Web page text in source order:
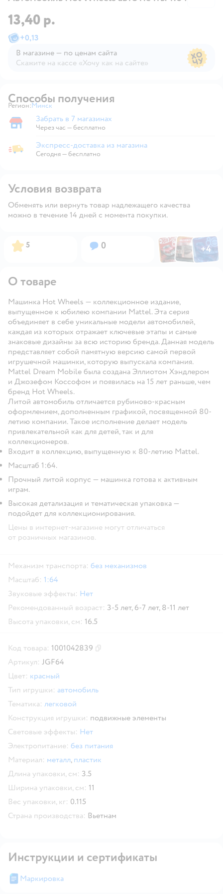
13,40 р.
+0,13
В магазине — по ценам сайта
Скажите на кассе «Хочу как на сайте»
Способы получения
Регион: Выбор адреса доставки.
Минск
Забрать в магазине
Забрать в 7 магазинах
Через час — бесплатно
Экспресс-доставка из магазина
Экспресс-доставка из магазина
Сегодня—бесплатно
Условия возврата
Обменять или вернуть товар надлежащего качества
можно в течение 14 дней с момента покупки.
Рейтинг:
5 Вопросов:
0 ФотоФотоФото
+4
Открыть
О товаре
Машинка Hot Wheels — коллекционное издание,
выпущенное к юбилею компании Mattel. Эта серия
объединяет в себе уникальные модели автомобилей,
каждая из которых отражает ключевые этапы и самые
знаковые дизайны за всю историю бренда. Данная модель
представляет собой памятную версию самой первой
игрушечной машинки, которую выпускала компания.
Mattel Dream Mobile была создана Эллиотом Хэндлером
и Джозефом Коссофом и появилась на 15 лет раньше, чем
бренд Hot Wheels.
Литой автомобиль отличается рубиново-красным
оформлением, дополненным графикой, посвященной 80-
летию компании. Такое исполнение делает модель
привлекательной как для детей, так и для
коллекционеров.
Входит в коллекцию, выпущенную к 80-летию Mattel.
Масштаб 1:64.
Прочный литой корпус — машинка готова к активным
играм.
Высокая детализация и тематическая упаковка —
подойдет для коллекционирования.
Цены в интернет-магазине могут отличаться
от розничных магазинов.
Механизм транспорта: без механизмов
Масштаб: 1:64
Звуковые эффекты: Нет
Рекомендованный возраст: 3-5 лет, 6-7 лет, 8-11 лет
Высота упаковки, см: 16.5
Код товара: 1001042839
Артикул: JGF64
Цвет: красный
Тип игрушки: автомобиль
Тематика: легковой
Конструкция игрушки: подвижные элементы
Световые эффекты: Нет
Электропитание: без питания
Материал: металл, пластик
Длина упаковки, см: 3.5
Ширина упаковки, см: 11
Вес упаковки, кг: 0.115
Страна производства: Вьетнам
Инструкции и сертификаты
Маркировка